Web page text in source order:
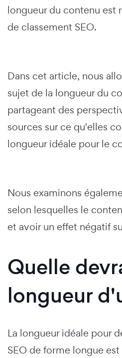
longueur du contenu est
de classement SEO.
Dans cet article, nous
sujet de la longueur du
partageant des
sources sur ce qu'elles
longueur idéale pour le
Nous examinons
selon lesquelles le
et avoir un effet négatif
Quelle
longueur
La longueur idéale pour
SEO de forme longue